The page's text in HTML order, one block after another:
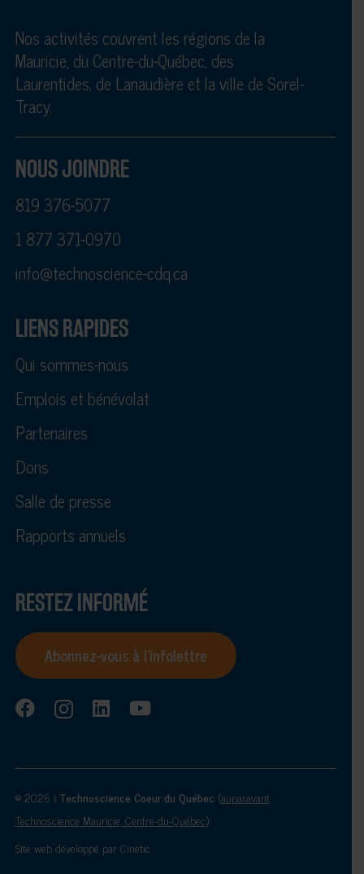
Nos activités couvrent les régions de la
Mauricie, du Centre-du-Québec, des
Laurentides, de Lanaudière et la ville de Sorel-
Tracy.
NOUS JOINDRE
819 376-5077
1 877 371-0970
info@technoscience-cdq.ca
LIENS RAPIDES
Qui sommes-nous
Emplois et bénévolat
Partenaires
Dons
Salle de presse
Rapports annuels
RESTEZ INFORMÉ
Abonnez-vous à l’infolettre
© 2026 | Technoscience Coeur du Québec (auparavant
Technoscience Mauricie, Centre-du-Québec)
Site web développé par Cinetic